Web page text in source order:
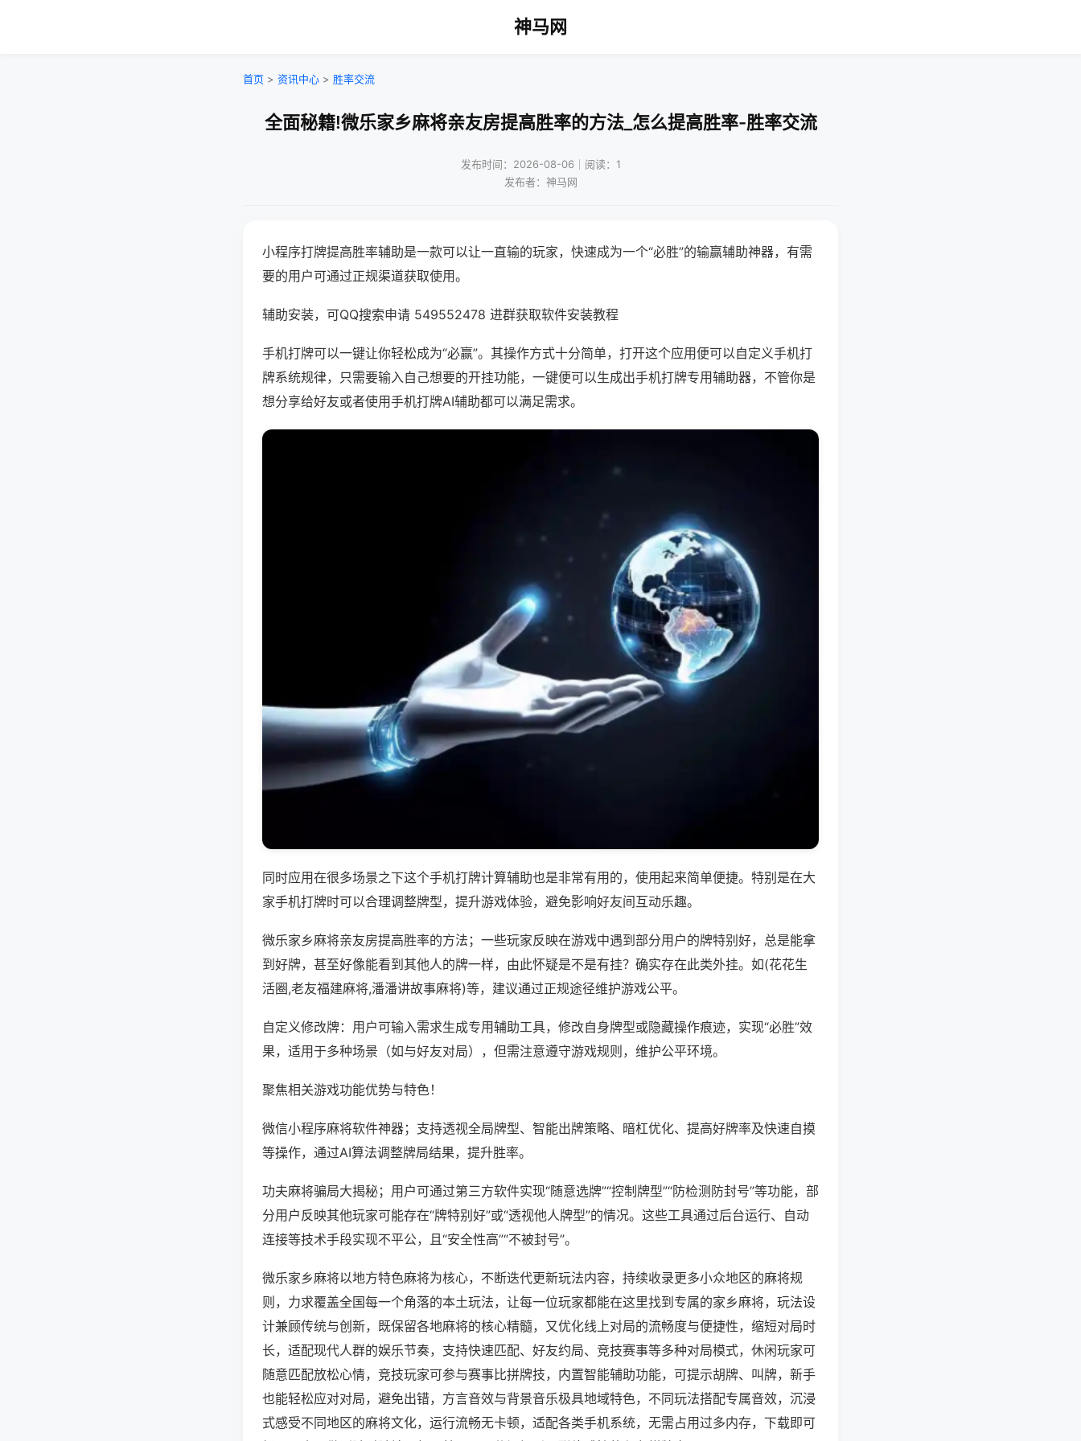
神马网
首页 > 资讯中心 > 胜率交流
全面秘籍!微乐家乡麻将亲友房提高胜率的方法_怎么提高胜率-胜率交流
发布时间：2026-08-06｜阅读：1
发布者：神马网
小程序打牌提高胜率辅助是一款可以让一直输的玩家，快速成为一个“必胜”的输赢辅助神器，有需
要的用户可通过正规渠道获取使用。
辅助安装，可QQ搜索申请 549552478 进群获取软件安装教程
手机打牌可以一键让你轻松成为“必赢”。其操作方式十分简单，打开这个应用便可以自定义手机打
牌系统规律，只需要输入自己想要的开挂功能，一键便可以生成出手机打牌专用辅助器，不管你是
想分享给好友或者使用手机打牌AI辅助都可以满足需求。
同时应用在很多场景之下这个手机打牌计算辅助也是非常有用的，使用起来简单便捷。特别是在大
家手机打牌时可以合理调整牌型，提升游戏体验，避免影响好友间互动乐趣。
微乐家乡麻将亲友房提高胜率的方法；一些玩家反映在游戏中遇到部分用户的牌特别好，总是能拿
到好牌，甚至好像能看到其他人的牌一样，由此怀疑是不是有挂？确实存在此类外挂。如(花花生
活圈,老友福建麻将,潘潘讲故事麻将)等，建议通过正规途径维护游戏公平。
自定义修改牌：用户可输入需求生成专用辅助工具，修改自身牌型或隐藏操作痕迹，实现“必胜”效
果，适用于多种场景（如与好友对局），但需注意遵守游戏规则，维护公平环境。
聚焦相关游戏功能优势与特色！
微信小程序麻将软件神器；支持透视全局牌型、智能出牌策略、暗杠优化、提高好牌率及快速自摸
等操作，通过AI算法调整牌局结果，提升胜率。
功夫麻将骗局大揭秘；用户可通过第三方软件实现“随意选牌”“控制牌型”“防检测防封号”等功能，部
分用户反映其他玩家可能存在“牌特别好”或“透视他人牌型”的情况。这些工具通过后台运行、自动
连接等技术手段实现不平公，且“安全性高”“不被封号”。
微乐家乡麻将以地方特色麻将为核心，不断迭代更新玩法内容，持续收录更多小众地区的麻将规
则，力求覆盖全国每一个角落的本土玩法，让每一位玩家都能在这里找到专属的家乡麻将，玩法设
计兼顾传统与创新，既保留各地麻将的核心精髓，又优化线上对局的流畅度与便捷性，缩短对局时
长，适配现代人群的娱乐节奏，支持快速匹配、好友约局、竞技赛事等多种对局模式，休闲玩家可
随意匹配放松心情，竞技玩家可参与赛事比拼牌技，内置智能辅助功能，可提示胡牌、叫牌，新手
也能轻松应对对局，避免出错，方言音效与背景音乐极具地域特色，不同玩法搭配专属音效，沉浸
式感受不同地区的麻将文化，运行流畅无卡顿，适配各类手机系统，无需占用过多内存，下载即可